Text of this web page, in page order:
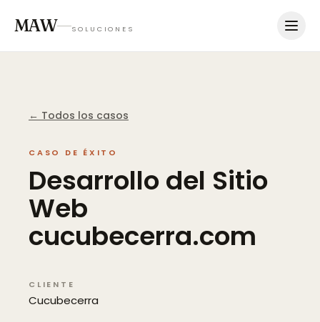
MAW SOLUCIONES
← Todos los casos
CASO DE ÉXITO
Desarrollodel Sitio
Web
cucubecerra.com
CLIENTE
Cucubecerra